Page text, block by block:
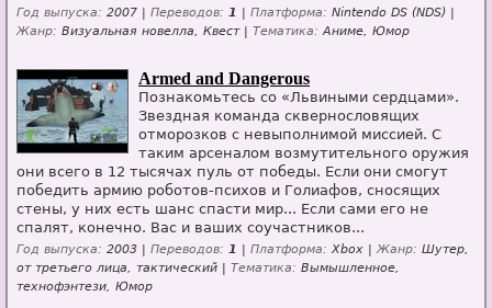
Год выпуска: 2007 | Переводов: 1 | Платформа: Nintendo DS (NDS) |
Жанр: Визуальная новелла, Квест | Тематика: Аниме, Юмор
Armed and Dangerous
Познакомьтесь со «Львиными сердцами».
Звездная команда сквернословящих
отморозков с невыполнимой миссией. С
таким арсеналом возмутительного оружия
они всего в 12 тысячах пуль от победы. Если они смогут
победить армию роботов-психов и Голиафов, сносящих
стены, у них есть шанс спасти мир... Если сами его не
спалят, конечно. Вас и ваших соучастников...
Год выпуска: 2003 | Переводов: 1 | Платформа: Xbox |Жанр: Шутер,
от третьего лица, тактический | Тематика: Вымышленное,
технофэнтези, Юмор